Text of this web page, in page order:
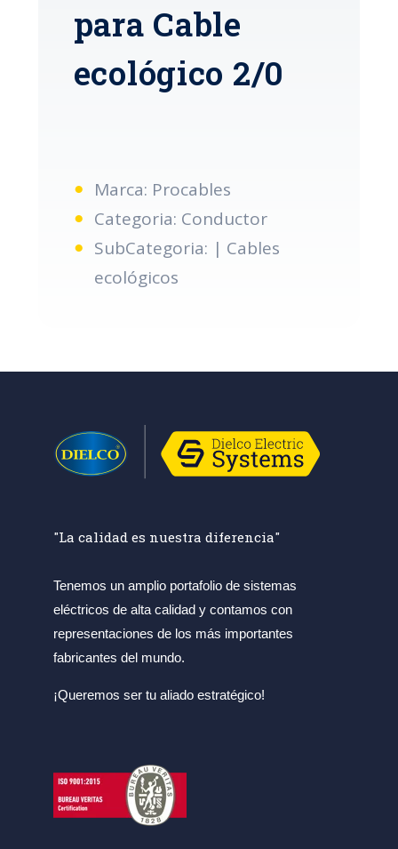
para Cable
ecológico 2/0
Marca: Procables
Categoria: Conductor
SubCategoria: | Cables
ecológicos
"La calidad es nuestra diferencia"
Tenemos un amplio portafolio de sistemas
eléctricos de alta calidad y contamos con
representaciones de los más importantes
fabricantes del mundo.
¡Queremos ser tu aliado estratégico!